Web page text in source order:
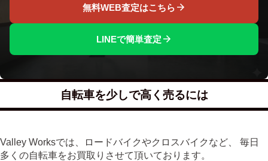
無料WEB査定はこちら
LINEで簡単査定
自転車を少しで高く売るには
Valley Worksでは、ロードバイクやクロスバイクなど、 毎日
多くの自転車をお買取りさせて頂いております。